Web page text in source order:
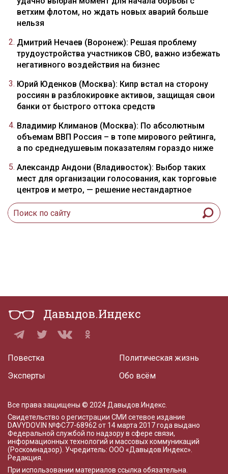
ветхим флотом, но ждать новых аварий больше
нельзя
Дмитрий Нечаев (Воронеж): Решая проблему
трудоустройства участников СВО, важно избежать
негативного воздействия на бизнес
Юрий Юденков (Москва): Кипр встал на сторону
россиян в разблокировке активов, защищая свои
банки от быстрого оттока средств
Владимир Климанов (Москва): По абсолютным
объемам ВВП Россия – в топе мирового рейтинга,
а по среднедушевым показателям гораздо ниже
Александр Андони (Владивосток): Выбор таких
мест для организации голосования, как торговые
центров и метро, — решение нестандартное
Давыдов.Индекс
Повестка
Эксперты
Политическая жизнь
Обо всём
Все права защищены © 2024 Давыдов.Индекс.
Свидетельство о регистрации СМИ сетевое издание
DAVYDOV.IN №ФС77-68962 от 14 марта 2017 года выдано
Федеральной службой по надзору в сфере связи,
информационных технологий и массовых коммуникаций
(Роскомнадзор). Учредитель: ООО «Давыдов.Индекс».
Редакция
При использовании материалов ссылка обязательна.